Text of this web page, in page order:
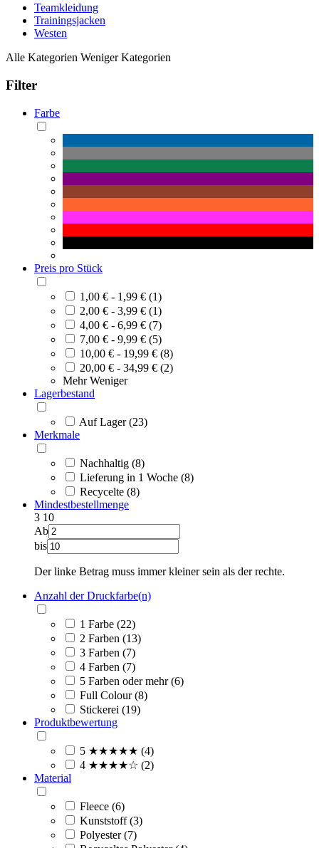
Teamkleidung
Trainingsjacken
Westen
Alle Kategorien Weniger Kategorien
Filter
Farbe
Preis pro Stück
1,00 € - 1,99 € (1)
2,00 € - 3,99 € (1)
4,00 € - 6,99 € (7)
7,00 € - 9,99 € (5)
10,00 € - 19,99 € (8)
20,00 € - 34,99 € (2)
Mehr Weniger
Lagerbestand
Auf Lager (23)
Merkmale
Nachhaltig (8)
Lieferung in 1 Woche (8)
Recycelte (8)
Mindestbestellmenge
3 10
Ab
bis
Der linke Betrag muss immer kleiner sein als der rechte.
Anzahl der Druckfarbe(n)
1 Farbe (22)
2 Farben (13)
3 Farben (7)
4 Farben (7)
5 Farben oder mehr (6)
Full Colour (8)
Stickerei (19)
Produktbewertung
5 ★★★★★ (4)
4 ★★★★☆ (2)
Material
Fleece (6)
Kunststoff (3)
Polyester (7)